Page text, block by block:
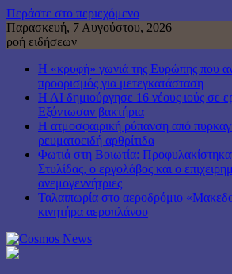
Περάστε στο περιεχόμενο
Παρασκευή, 7 Αυγούστου, 2026
ροή ειδήσεων
Η «κρυφή» γωνιά της Ευρώπης που
προορισμός για μετεγκατάσταση
H AI δημιούργησε 16 νέους ιούς σε
Εξόντωσαν βακτήρια
Η ατμοσφαιρική ρύπανση από
ρευματοειδή αρθρίτιδα
Φωτιά στη Βοιωτία:
Στυλίδας, ο εργολάβος και ο
ανεμογεννήτριες
Ταλαιπωρία στο αεροδρόμιο
κινητήρα αεροπλάνου